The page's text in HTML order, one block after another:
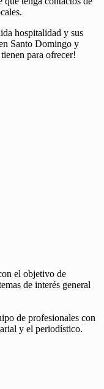
hospitalidad y sus
Santo Domingo y
para ofrecer!
el objetivo de
de interés general
de profesionales con
y el periodístico.